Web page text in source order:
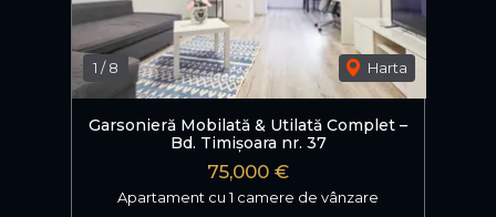
1 /8 Harta
Garsonieră Mobilată & Utilată Complet –
Bd. Timișoara nr. 37
75,000 €
Apartament cu 1 camere de vânzare